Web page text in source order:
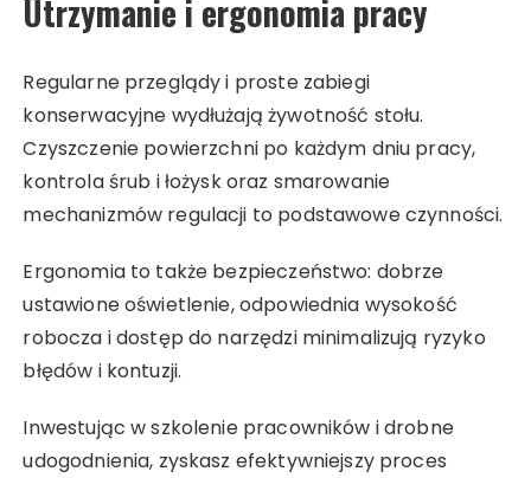
Utrzymanie i ergonomia pracy
Regularne przeglądy i proste zabiegi
konserwacyjne wydłużają żywotność stołu.
Czyszczenie powierzchni po każdym dniu pracy,
kontrola śrub i łożysk oraz smarowanie
mechanizmów regulacji to podstawowe czynności.
Ergonomia to także bezpieczeństwo: dobrze
ustawione oświetlenie, odpowiednia wysokość
robocza i dostęp do narzędzi minimalizują ryzyko
błędów i kontuzji.
Inwestując w szkolenie pracowników i drobne
udogodnienia, zyskasz efektywniejszy proces